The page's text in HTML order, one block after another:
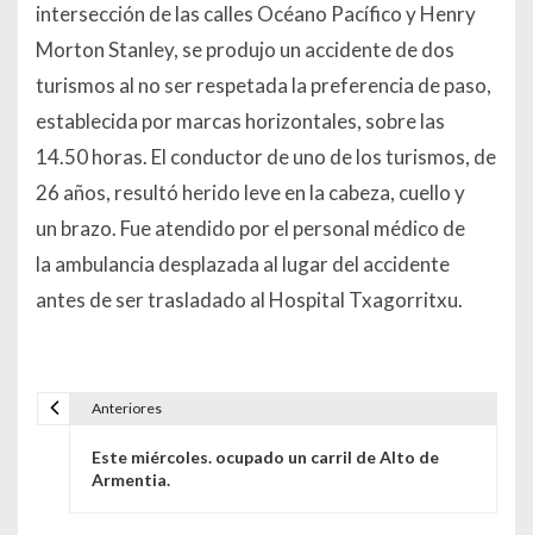
intersección de las calles Océano Pacífico y Henry
Morton Stanley, se produjo un accidente de dos
turismos al no ser respetada la preferencia de paso,
establecida por marcas horizontales, sobre las
14.50 horas. El conductor de uno de los turismos, de
26 años, resultó herido leve en la cabeza, cuello y
un brazo. Fue atendido por el personal médico de
la ambulancia desplazada al lugar del accidente
antes de ser trasladado al Hospital Txagorritxu.
Anteriores
Este miércoles. ocupado un carril de Alto de
Armentia.